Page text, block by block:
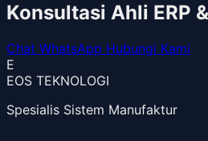
Konsultasi Ahli ERP
Chat WhatsApp Hubungi Kami
E
EOS TEKNOLOGI
Spesialis Sistem Manufaktur